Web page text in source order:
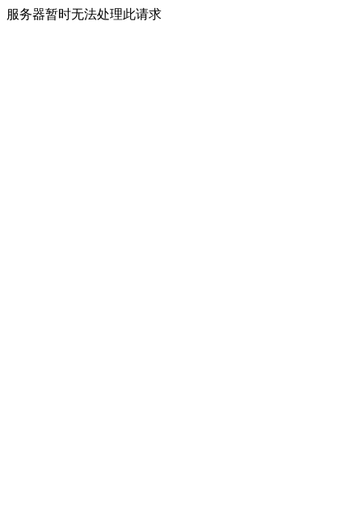
服务器暂时无法处理此请求